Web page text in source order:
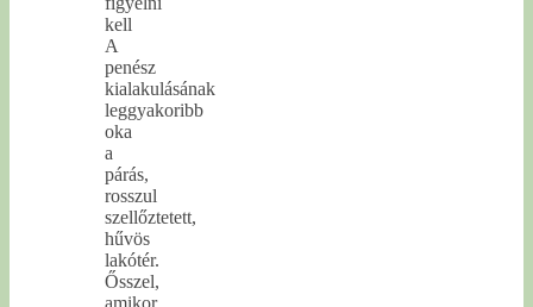
kell
A
penész
kialakulásának
leggyakoribb
oka
a
párás,
rosszul
szellőztetett,
hűvös
lakótér.
Ősszel,
amikor